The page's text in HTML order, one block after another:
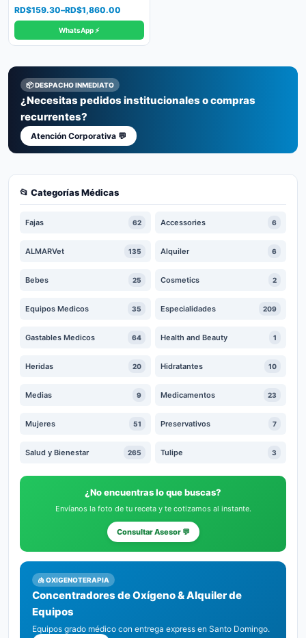
📂 Categorías Médicas
Fajas 62 Accessories 6
ALMARVet 135 Alquiler 6
Bebes 25 Cosmetics 2
Equipos Medicos 35 Especialidades 209
Gastables Medicos 64 Health and Beauty 1
Heridas 20 Hidratantes 10
Medias 9 Medicamentos 23
Mujeres 51 Preservativos 7
Salud y Bienestar 265 Tulipe 3
¿No encuentras lo que buscas?
Envíanos la foto de tu receta y te cotizamos al instante.
Consultar Asesor 💬
🫁 OXIGENOTERAPIA
Concentradores de Oxígeno & Alquiler de
Equipos
Equipos grado médico con entrega express en Santo Domingo.
RD$159.30–RD$1,860.00
Price
range:
RD$159.30
through
WhatsApp ⚡
📦 DESPACHO INMEDIATO
¿Necesitas pedidos institucionales o compras
recurrentes?
Atención Corporativa 💬